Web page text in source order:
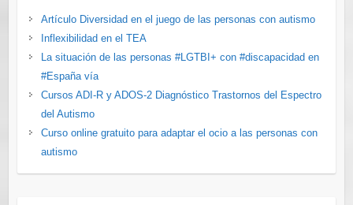
Artículo Diversidad en el juego de las personas con autismo
Inflexibilidad en el TEA
La situación de las personas #LGTBI+ con #discapacidad en
#España vía
Cursos ADI-R y ADOS-2 Diagnóstico Trastornos del Espectro
del Autismo
Curso online gratuito para adaptar el ocio a las personas con
autismo